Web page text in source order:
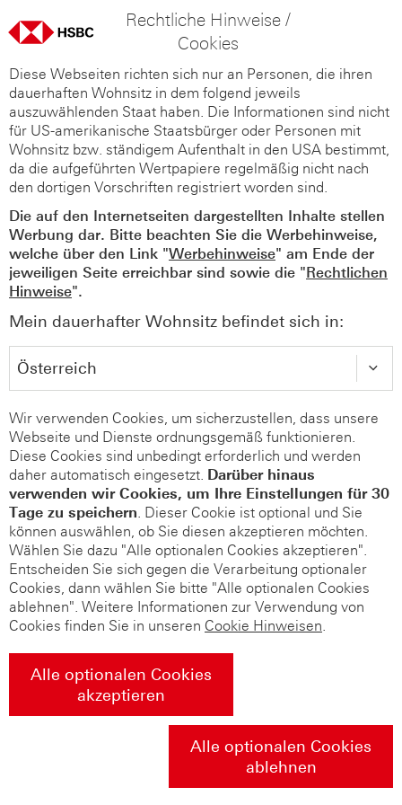
Rechtliche Hinweise /
Cookies
Diese Webseiten richten sich nur an Personen, die ihren
dauerhaften Wohnsitz in dem folgend jeweils
auszuwählenden Staat haben. Die Informationen sind nicht
für US-amerikanische Staatsbürger oder Personen mit
Wohnsitz bzw. ständigem Aufenthalt in den USA bestimmt,
da die aufgeführten Wertpapiere regelmäßig nicht nach
den dortigen Vorschriften registriert worden sind.
Die auf den Internetseiten dargestellten Inhalte stellen
Werbung dar. Bitte beachten Sie die Werbehinweise,
welche über den Link "Werbehinweise" am Ende der
jeweiligen Seite erreichbar sind sowie die "Rechtlichen
Hinweise".
Mein dauerhafter Wohnsitz befindet sich in:
Wir verwenden Cookies, um sicherzustellen, dass unsere
Webseite und Dienste ordnungsgemäß funktionieren.
Diese Cookies sind unbedingt erforderlich und werden
daher automatisch eingesetzt. Darüber hinaus
verwenden wir Cookies, um Ihre Einstellungen für 30
Tage zu speichern. Dieser Cookie ist optional und Sie
können auswählen, ob Sie diesen akzeptieren möchten.
Wählen Sie dazu "Alle optionalen Cookies akzeptieren".
Entscheiden Sie sich gegen die Verarbeitung optionaler
Cookies, dann wählen Sie bitte "Alle optionalen Cookies
ablehnen". Weitere Informationen zur Verwendung von
Cookies finden Sie in unseren Cookie Hinweisen.
Alle optionalen Cookies
akzeptieren
Alle optionalen Cookies
ablehnen